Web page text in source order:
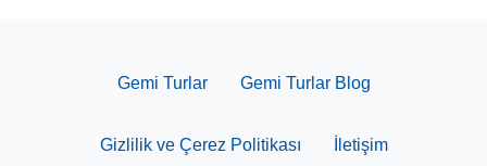
Gemi Turlar Gemi Turlar Blog
Gizlilik ve Çerez Politikası İletişim